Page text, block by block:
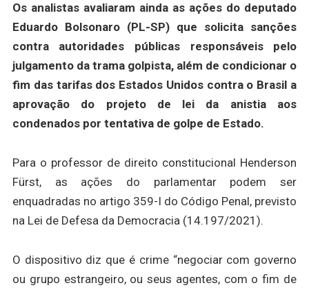
Os analistas avaliaram ainda as ações do deputado
Eduardo Bolsonaro (PL-SP) que solicita sanções
contra autoridades públicas responsáveis pelo
julgamento da trama golpista, além de condicionar o
fim das tarifas dos Estados Unidos contra o Brasil a
aprovação do projeto de lei da anistia aos
condenados por tentativa de golpe de Estado.
Para o professor de direito constitucional Henderson
Fürst, as ações do parlamentar podem ser
enquadradas no artigo 359-I do Código Penal, previsto
na Lei de Defesa da Democracia (14.197/2021).
O dispositivo diz que é crime “negociar com governo
ou grupo estrangeiro, ou seus agentes, com o fim de